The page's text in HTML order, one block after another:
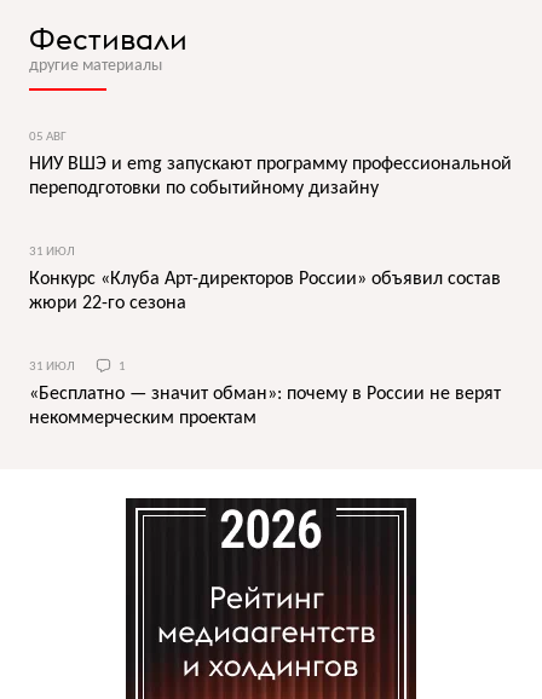
Фестивали
другие материалы
05 АВГ
НИУ ВШЭ и emg запускают программу профессиональной
переподготовки по событийному дизайну
31 ИЮЛ
Конкурс «Клуба Арт-директоров России» объявил состав
жюри 22-го сезона
31 ИЮЛ 1
«Бесплатно — значит обман»: почему в России не верят
некоммерческим проектам